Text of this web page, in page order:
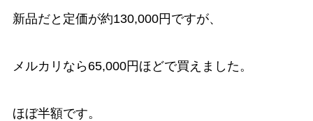
新品だと定価が約130,000円ですが、
メルカリなら65,000円ほどで買えました。
ほぼ半額です。